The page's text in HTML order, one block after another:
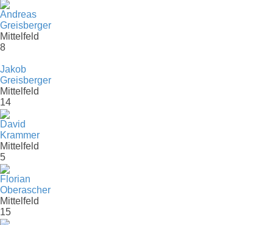
Andreas
Greisberger
Mittelfeld
8
Jakob
Greisberger
Mittelfeld
14
David
Krammer
Mittelfeld
5
Florian
Oberascher
Mittelfeld
15